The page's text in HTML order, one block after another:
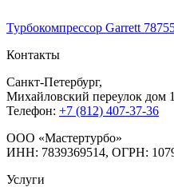
Турбокомпрессор Garrett
Контакты
Санкт-Петербург,
Михайловский переулок дом 1
Телефон: +7 (812) 407-37-36
OOO «Мастертурбо»
ИНН: 7839369514, ОГРН:
Услуги